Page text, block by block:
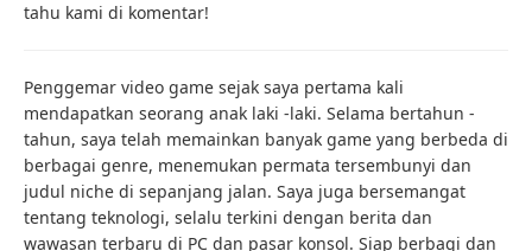
tahu kami di komentar!
Penggemar video game sejak saya pertama kali
mendapatkan seorang anak laki -laki. Selama bertahun -
tahun, saya telah memainkan banyak game yang berbeda di
berbagai genre, menemukan permata tersembunyi dan
judul niche di sepanjang jalan. Saya juga bersemangat
tentang teknologi, selalu terkini dengan berita dan
wawasan terbaru di PC dan pasar konsol. Siap berbagi dan